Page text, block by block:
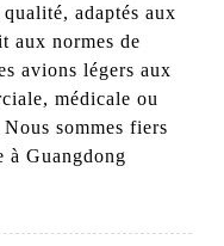
adaptés aux
aux normes de
avions légers aux
médicale ou
sommes fiers
à Guangdong